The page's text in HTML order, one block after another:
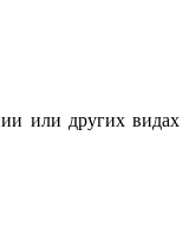
или других видах